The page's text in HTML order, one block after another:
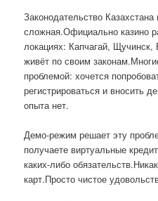
Законодательство
сложная.Официально казино
локациях: Капчагай, Щучинск,
живёт по своим
проблемой: хочется
регистрироваться и вносить
опыта нет.
Демо-режим решает эту
получаете виртуальные
каких-либо
карт.Просто чистое